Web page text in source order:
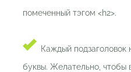
помеченный тэгом <h2>.
Каждый подзаголовок
буквы. Желательно, чтобы